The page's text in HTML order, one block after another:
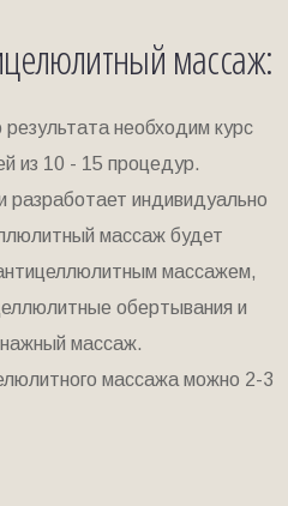
массаж:
необходим курс
из 10 - 15 процедур.
разработает индивидуально
массаж будет
массажем,
обертывания и
массаж.
массажа можно 2-3